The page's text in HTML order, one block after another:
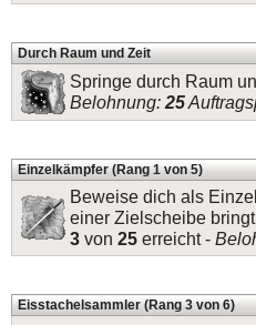
Durch Raum und Zeit
Springe durch Raum
Belohnung: 25
Einzelkämpfer (Rang 1 von 5)
Beweise dich als
einer Zielscheibe
3 von 25 erreicht -
Eisstachelsammler (Rang 3 von 6)